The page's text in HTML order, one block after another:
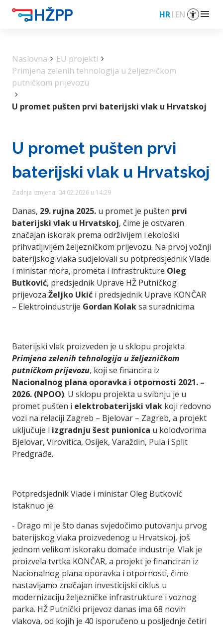
HR EN menu
Naslovna chevron_right EU projekti chevron_right
Primjena zelenih tehnologija u željezničkom
putničkom prijevozu
chevron_right
U promet pušten prvi baterijski vlak u Hrvatskoj
U promet pušten prvi
baterijski vlak u Hrvatskoj
Zadnja izmjena: 04.02.2026 u 14:29
Danas, 29. rujna 2025. u promet je pušten prvi
baterijski vlak u Hrvatskoj, čime je ostvaren
značajan iskorak prema održivijem i ekološki
prihvatljivijem željezničkom prijevozu. Na prvoj vožnji
baterijskog vlaka sudjelovali su potpredsjednik Vlade
i ministar mora, prometa i infrastrukture Oleg
Butković, predsjednik Uprave HŽ Putničkog
prijevoza Željko Ukić i predsjednik Uprave KONČAR
– Elektroindustrije Gordan Kolaksa suradnicima.
Baterijski vlak proizveden je u sklopu projekta
Primjena zelenih tehnologija u željezničkom
putničkom prijevozu, koji se financira iz
Nacionalnog plana oporavka i otpornosti 2021. –
2026. (NPOO). U sklopu projekta u svibnju je u
promet pušten i elektrobaterijski vlak koji redovno
vozi na relaciji Zagreb – Bjelovar – Zagreb, a projekt
uključuje i izgradnju šest punionica u kolodvorima
Bjelovar, Virovitica, Osijek, Varaždin, Pula i Split
Predgrađe.
Potpredsjednik Vlade i ministar Oleg Butković
istaknuo je:
- Drago mi je što danas svjedočimo putovanju prvog
baterijskog vlaka proizvedenog u Hrvatskoj, još
jednom velikom iskoraku domaće industrije. Vlak je
proizvela tvrtka KONČAR, a projekt je financiran iz
Nacionalnog plana oporavka i otpornosti, čime
nastavljamo značajan investicijski ciklus u
modernizaciju željezničke infrastrukture i voznog
parka. HŽ Putnički prijevoz danas ima 68 novih
vlakova, od kojih je 40 isporučeno u posljednje četiri